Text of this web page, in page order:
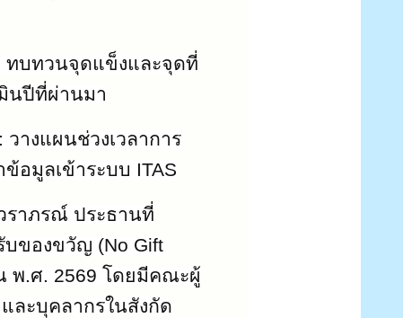
ทบทวนจุดแข็งและจุดที่
นปีที่ผ่านมา
างแผนช่วงเวลาการ
อมูลเข้าระบบ ITAS
ราภรณ์ ประธานที่
บของขวัญ (No Gift
พ.ศ. 2569 โดยมีคณะผู้
ละบุคลากรในสังกัด